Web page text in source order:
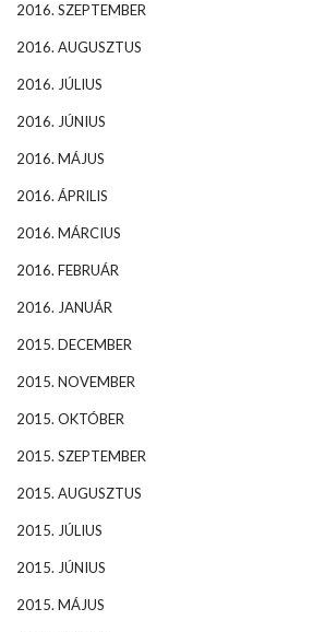
2016. SZEPTEMBER
2016. AUGUSZTUS
2016. JÚLIUS
2016. JÚNIUS
2016. MÁJUS
2016. ÁPRILIS
2016. MÁRCIUS
2016. FEBRUÁR
2016. JANUÁR
2015. DECEMBER
2015. NOVEMBER
2015. OKTÓBER
2015. SZEPTEMBER
2015. AUGUSZTUS
2015. JÚLIUS
2015. JÚNIUS
2015. MÁJUS